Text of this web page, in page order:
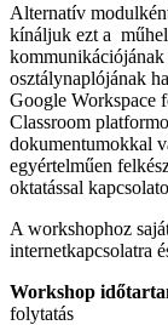
Alternatív
kínáljuk ezt a
kommunikációjának
osztálynaplójának
Google Workspace
Classroom
dokumentumokkal
egyértelműen
oktatással
A workshophoz
internetkapcsolatra
Workshop
folytatás